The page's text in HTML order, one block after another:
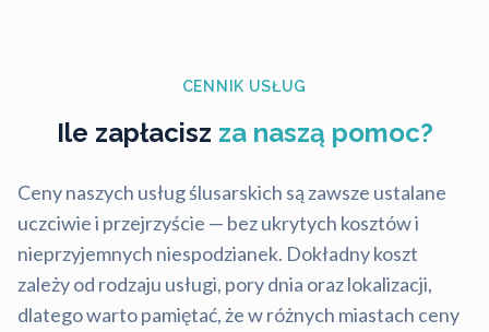
CENNIK USŁUG
Ile zapłacisz za naszą pomoc?
Ceny naszych usług ślusarskich są zawsze ustalane
uczciwie i przejrzyście — bez ukrytych kosztów i
nieprzyjemnych niespodzianek. Dokładny koszt
zależy od rodzaju usługi, pory dnia oraz lokalizacji,
dlatego warto pamiętać, że w różnych miastach ceny